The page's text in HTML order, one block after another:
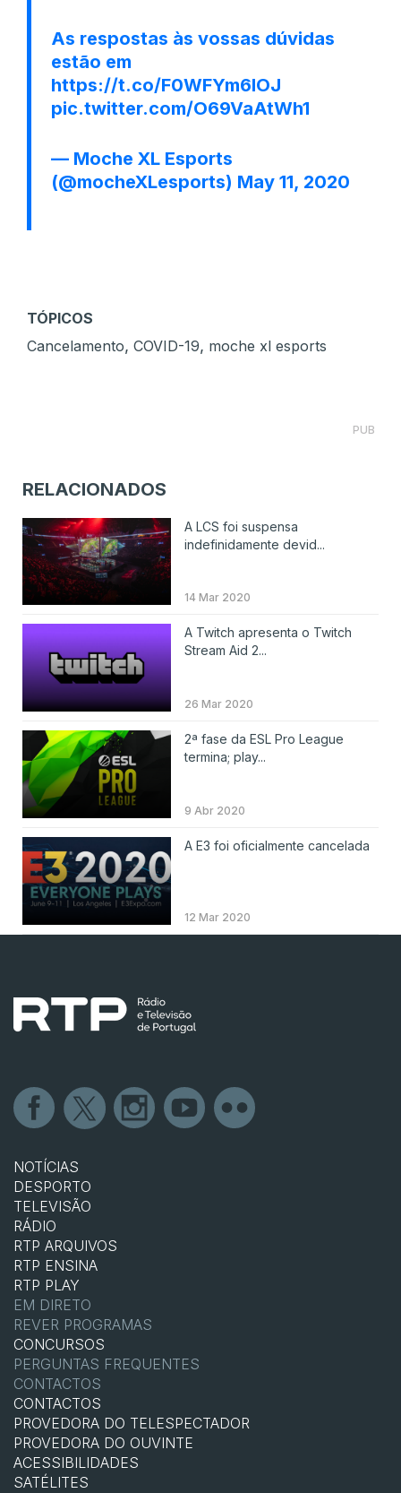
As respostas às vossas dúvidas
estão em
https://t.co/F0WFYm6lOJ
pic.twitter.com/O69VaAtWh1
— Moche XL Esports
(@mocheXLesports) May 11, 2020
TÓPICOS
Cancelamento, COVID-19, moche xl esports
PUB
RELACIONADOS
A LCS foi suspensa
indefinidamente devid...
14 Mar 2020
A Twitch apresenta o Twitch
Stream Aid 2...
26 Mar 2020
2ª fase da ESL Pro League
termina; play...
9 Abr 2020
A E3 foi oficialmente cancelada
12 Mar 2020
NOTÍCIAS
DESPORTO
TELEVISÃO
RÁDIO
RTP ARQUIVOS
RTP ENSINA
RTP PLAY
EM DIRETO
REVER PROGRAMAS
CONCURSOS
PERGUNTAS FREQUENTES
CONTACTOS
CONTACTOS
PROVEDORA DO TELESPECTADOR
PROVEDORA DO OUVINTE
ACESSIBILIDADES
SATÉLITES